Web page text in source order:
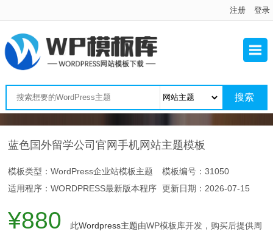
注册 登录
蓝色国外留学公司官网手机网站主题模板
模板类型：WordPress企业站模板主题
模板编号：31050
适用程序：WORDPRESS最新版本程序 更新日期： 2026-07-15
¥880 此Wordpress主题由WP模板库开发，购买后提供周